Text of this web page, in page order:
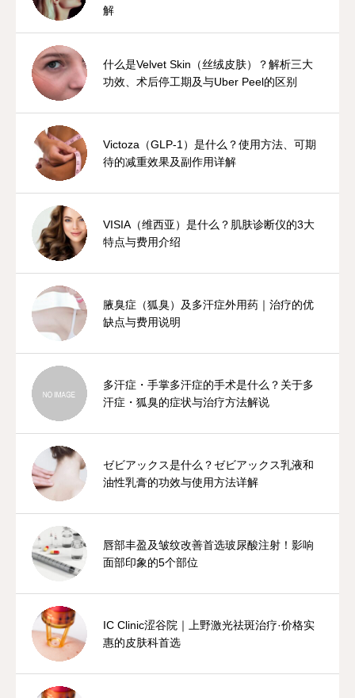
解
什么是Velvet Skin（丝绒皮肤）？解析三大
功效、术后停工期及与Uber Peel的区别
Victoza（GLP-1）是什么？使用方法、可期
待的减重效果及副作用详解
VISIA（维西亚）是什么？肌肤诊断仪的3大
特点与费用介绍
腋臭症（狐臭）及多汗症外用药｜治疗的优
缺点与费用说明
多汗症・手掌多汗症的手术是什么？关于多
汗症・狐臭的症状与治疗方法解说
ゼビアックス是什么？ゼビアックス乳液和
油性乳膏的功效与使用方法详解
唇部丰盈及皱纹改善首选玻尿酸注射！影响
面部印象的5个部位
IC Clinic涩谷院｜上野激光祛斑治疗·价格实
惠的皮肤科首选